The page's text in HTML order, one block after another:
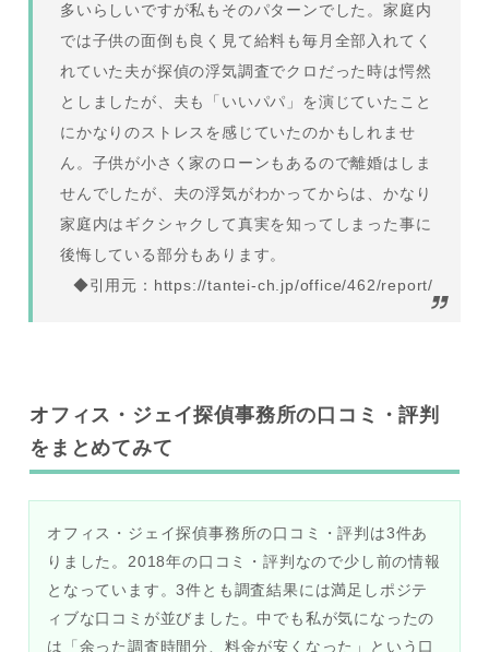
多いらしいですが私もそのパターンでした。家庭内
では子供の面倒も良く見て給料も毎月全部入れてく
れていた夫が探偵の浮気調査でクロだった時は愕然
としましたが、夫も「いいパパ」を演じていたこと
にかなりのストレスを感じていたのかもしれませ
ん。子供が小さく家のローンもあるので離婚はしま
せんでしたが、夫の浮気がわかってからは、かなり
家庭内はギクシャクして真実を知ってしまった事に
後悔している部分もあります。
◆引用元：https://tantei-ch.jp/office/462/report/
オフィス・ジェイ探偵事務所の口コミ・評判
をまとめてみて
オフィス・ジェイ探偵事務所の口コミ・評判は3件あ
りました。2018年の口コミ・評判なので少し前の情報
となっています。3件とも調査結果には満足しポジテ
ィブな口コミが並びました。中でも私が気になったの
は「余った調査時間分、料金が安くなった」という口